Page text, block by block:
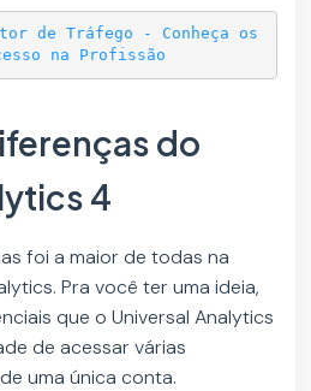
de Tráfego - Conheça os
na Profissão
do
4
foi a maior de todas na
Pra você ter uma ideia,
que o Universal Analytics
de acessar várias
uma única conta.